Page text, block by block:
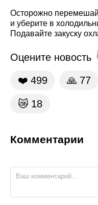
Осторожно
и уберите в
Подавайте закуску
Оцените новость
❤️ 499 🙏 77
😿 18
Комментарии